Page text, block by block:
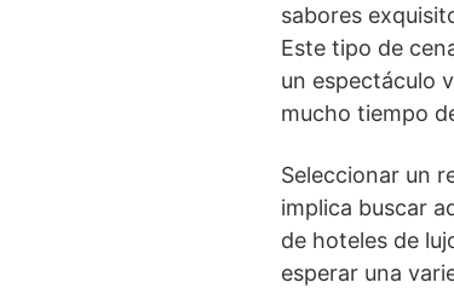
sabores
Este tipo de
un espectáculo
mucho tiempo
Seleccionar un
implica buscar
de hoteles de
esperar una